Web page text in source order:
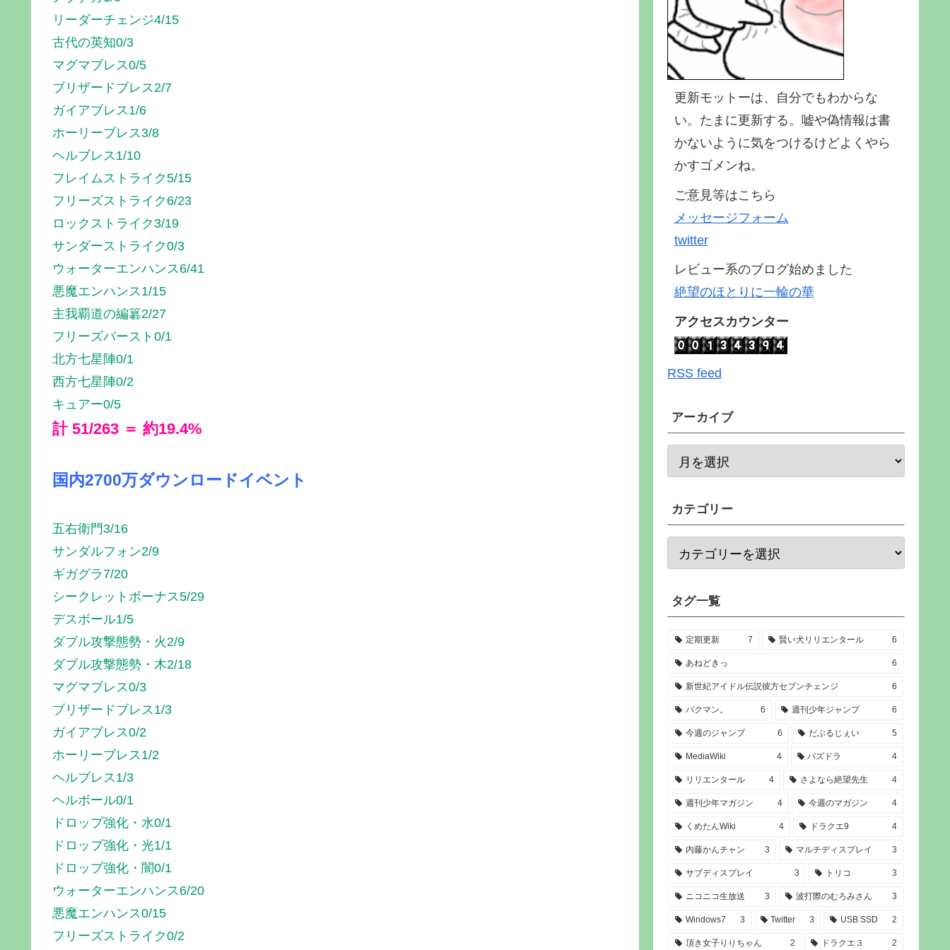
リーダーチェンジ4/15
古代の英知0/3
マグマブレス0/5
ブリザードブレス2/7
ガイアブレス1/6
ホーリーブレス3/8
ヘルブレス1/10
フレイムストライク5/15
フリーズストライク6/23
ロックストライク3/19
サンダーストライク0/3
ウォーターエンハンス6/41
悪魔エンハンス1/15
主我覇道の編簒2/27
フリーズバースト0/1
北方七星陣0/1
西方七星陣0/2
キュアー0/5
計 51/263 ＝ 約19.4%
国内2700万ダウンロードイベント
五右衛門3/16
サンダルフォン2/9
ギガグラ7/20
シークレットボーナス5/29
デスボール1/5
ダブル攻撃態勢・火2/9
ダブル攻撃態勢・木2/18
マグマブレス0/3
ブリザードブレス1/3
ガイアブレス0/2
ホーリーブレス1/2
ヘルブレス1/3
ヘルボール0/1
ドロップ強化・水0/1
ドロップ強化・光1/1
ドロップ強化・闇0/1
ウォーターエンハンス6/20
悪魔エンハンス0/15
フリーズストライク0/2
更新モットーは、自分でもわからな
い。たまに更新する。嘘や偽情報は書
かないように気をつけるけどよくやら
かすゴメンね。
ご意見等はこちら
メッセージフォーム
twitter
レビュー系のブログ始めました
絶望のほとりに一輪の華
アクセスカウンター
RSS feed
アーカイブ
カテゴリー
タグ一覧
定期更新 7 賢い犬リリエンタール 6
あねどきっ 6
新世紀アイドル伝説彼方セブンチェンジ 6
バクマン。 6 週刊少年ジャンプ 6
今週のジャンプ 6 だぶるじぇい 5
MediaWiki 4 パズドラ 4
リリエンタール 4 さよなら絶望先生 4
週刊少年マガジン 4 今週のマガジン 4
くめたんWiki 4 ドラクエ9 4
内藤かんチャン 3 マルチディスプレイ 3
サブディスプレイ 3 トリコ 3
ニコニコ生放送 3 波打際のむろみさん 3
Windows7 3 Twitter 3 USB SSD 2
頂き女子りりちゃん 2 ドラクエ３ 2